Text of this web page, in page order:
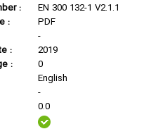
:
EN 300 132-1 V2.1.1
:
PDF
-
:
2019
:
0
English
-
0.0